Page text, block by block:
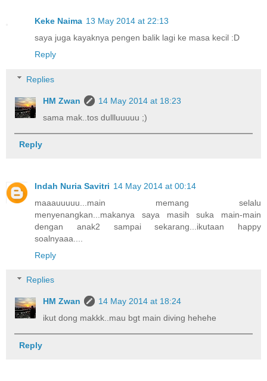
Keke Naima 13 May 2014 at 22:13
saya juga kayaknya pengen balik lagi ke masa kecil :D
Reply
Replies
HM Zwan
14 May 2014 at 18:23
sama mak..tos dullluuuuu ;)
Reply
Indah Nuria Savitri 14 May 2014 at 00:14
maaauuuuu...main memang selalu
menyenangkan...makanya saya masih suka main-main
dengan anak2 sampai sekarang...ikutaan happy
soalnyaaa....
Reply
Replies
HM Zwan
14 May 2014 at 18:24
ikut dong makkk..mau bgt main diving hehehe
Reply